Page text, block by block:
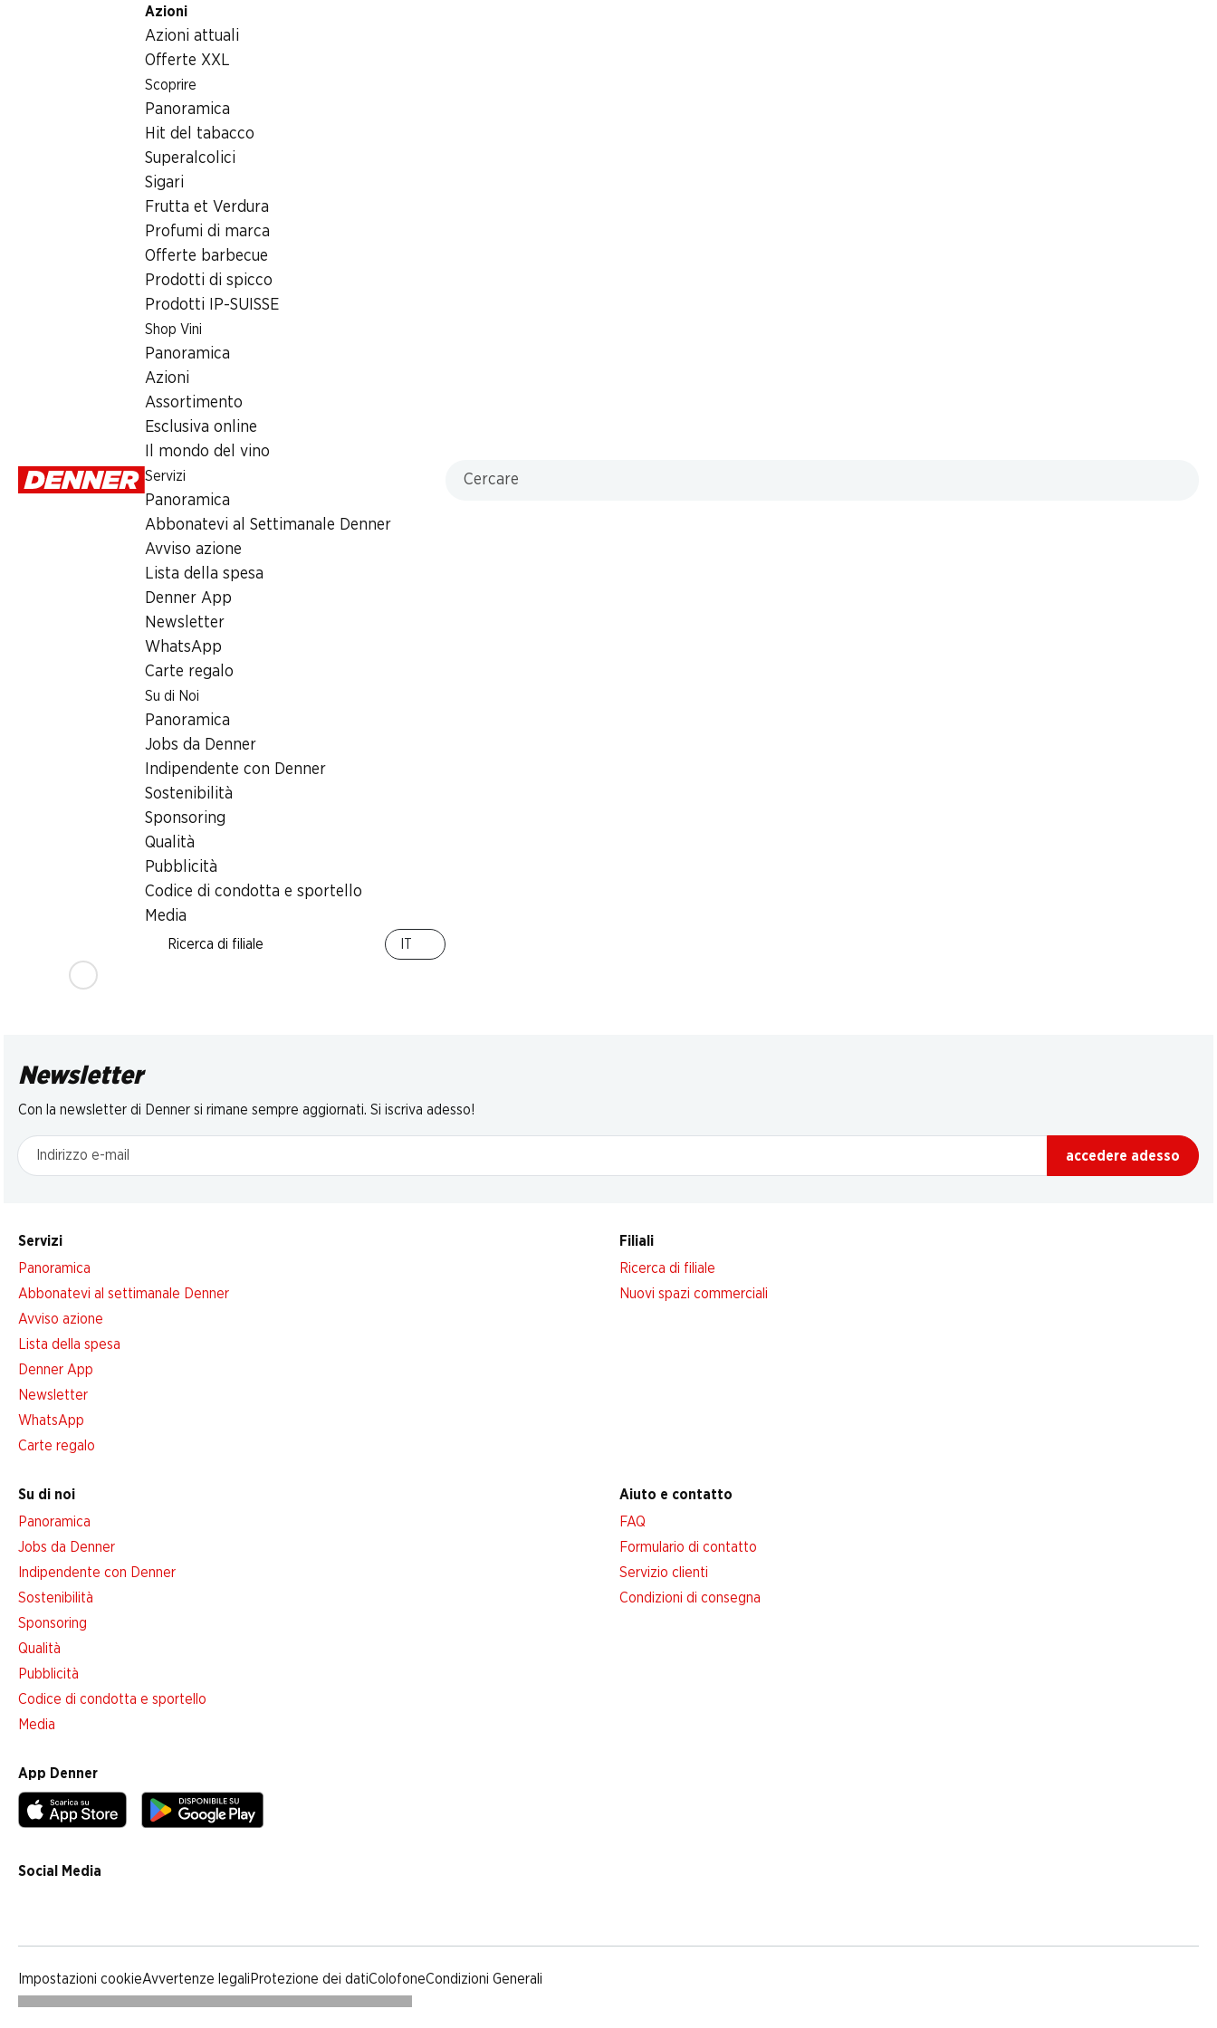
Azioni
Azioni attuali
Offerte XXL
Scoprire
Panoramica
Hit del tabacco
Superalcolici
Sigari
Frutta et Verdura
Profumi di marca
Offerte barbecue
Prodotti di spicco
Prodotti IP-SUISSE
Shop Vini
Panoramica
Azioni
Assortimento
Esclusiva online
Il mondo del vino
Servizi
Panoramica
Abbonatevi al Settimanale Denner
Avviso azione
Lista della spesa
Denner App
Newsletter
WhatsApp
Carte regalo
Su di Noi
Panoramica
Jobs da Denner
Indipendente con Denner
Sostenibilità
Sponsoring
Qualità
Pubblicità
Codice di condotta e sportello
Media
Ricerca di filiale
Generi alimentari
Salmone affumicato bio Seafood 4 You
a fette, Norvegia, 100 g
1004038
Altri clienti hanno acquistato anche
SPECIAL
6.90*
Salsiccette al
formaggio Felder
* Solo nella Svizzera
Newsletter
Con la newsletter di Denner si rimane sempre aggiornati. Si iscriva adesso!
Indirizzo e-mail
accedere adesso
Servizi
Panoramica
Abbonatevi al settimanale Denner
Avviso azione
Lista della spesa
Denner App
Newsletter
WhatsApp
Carte regalo
Filiali
Ricerca di filiale
Nuovi spazi commerciali
Su di noi
Panoramica
Jobs da Denner
Indipendente con Denner
Sostenibilità
Sponsoring
Qualità
Pubblicità
Codice di condotta e sportello
Media
Aiuto e contatto
FAQ
Formulario di contatto
Servizio clienti
Condizioni di consegna
App Denner
Social Media
Impostazioni cookieAvvertenze legali Protezione dei datiColofoneCondizioni Generali